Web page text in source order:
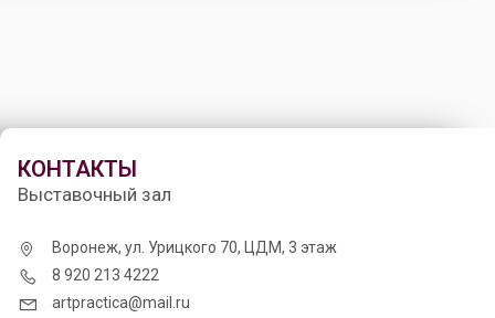
КОНТАКТЫ
Выставочный зал
Воронеж, ул. Урицкого 70, ЦДМ, 3 этаж
8 920 213 4222
artpractica@mail.ru